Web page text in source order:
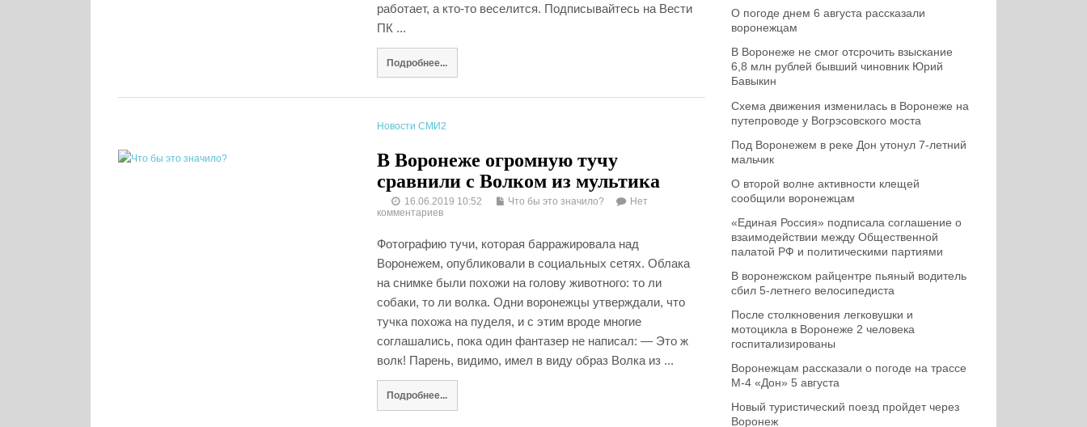
работает, а кто-то веселится. Подписывайтесь на Вести
ПК ...
Подробнее...
Новости СМИ2
В Воронеже огромную тучу
сравнили c Волком из мультика
16.06.2019 10:52 Что бы это значило?
Нет
комментариев
Фотографию тучи, которая барражировала над
Воронежем, опубликовали в социальных сетях. Облака
на снимке были похожи на голову животного: то ли
собаки, то ли волка. Одни воронежцы утверждали, что
тучка похожа на пуделя, и с этим вроде многие
соглашались, пока один фантазер не написал: — Это ж
волк! Парень, видимо, имел в виду образ Волка из ...
Подробнее...
О погоде днем 6 августа рассказали
воронежцам
В Воронеже не смог отсрочить взыскание
6,8 млн рублей бывший чиновник Юрий
Бавыкин
Схема движения изменилась в Воронеже на
путепроводе у Вогрэсовского моста
Под Воронежем в реке Дон утонул 7-летний
мальчик
О второй волне активности клещей
сообщили воронежцам
«Единая Россия» подписала соглашение о
взаимодействии между Общественной
палатой РФ и политическими партиями
В воронежском райцентре пьяный водитель
сбил 5-летнего велосипедиста
После столкновения легковушки и
мотоцикла в Воронеже 2 человека
госпитализированы
Воронежцам рассказали о погоде на трассе
М-4 «Дон» 5 августа
Новый туристический поезд пройдет через
Воронеж